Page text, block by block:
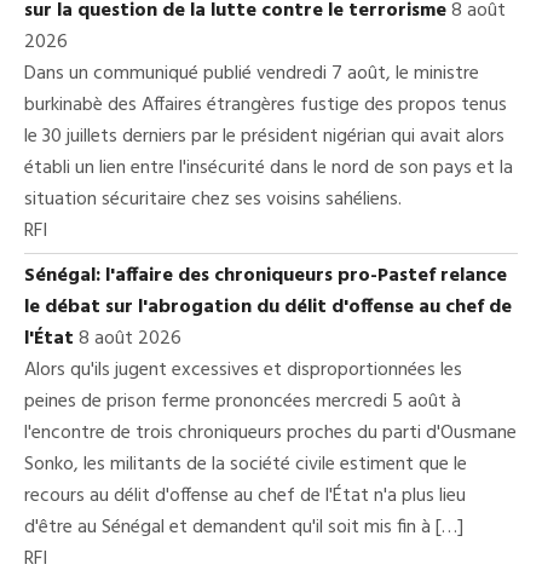
sur la question de la lutte contre le terrorisme8 août
2026
Dans un communiqué publié vendredi 7 août, le ministre
burkinabè des Affaires étrangères fustige des propos tenus
le 30 juillets derniers par le président nigérian qui avait alors
établi un lien entre l'insécurité dans le nord de son pays et la
situation sécuritaire chez ses voisins sahéliens.
RFI
Sénégal: l'affaire des chroniqueurs pro-Pastef relance
le débat sur l'abrogation du délit d'offense au chef de
l'État8 août 2026
Alors qu'ils jugent excessives et disproportionnées les
peines de prison ferme prononcées mercredi 5 août à
l'encontre de trois chroniqueurs proches du parti d'Ousmane
Sonko, les militants de la société civile estiment que le
recours au délit d'offense au chef de l'État n'a plus lieu
d'être au Sénégal et demandent qu'il soit mis fin à […]
RFI